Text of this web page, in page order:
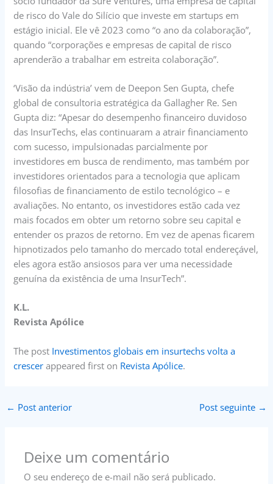
de risco do Vale do Silício que investe em startups em
estágio inicial. Ele vê 2023 como “o ano da colaboração”,
quando “corporações e empresas de capital de risco
aprenderão a trabalhar em estreita colaboração”.
‘Visão da indústria’ vem de Deepon Sen Gupta, chefe
global de consultoria estratégica da Gallagher Re. Sen
Gupta diz: “Apesar do desempenho financeiro duvidoso
das InsurTechs, elas continuaram a atrair financiamento
com sucesso, impulsionadas parcialmente por
investidores em busca de rendimento, mas também por
investidores orientados para a tecnologia que aplicam
filosofias de financiamento de estilo tecnológico – e
avaliações. No entanto, os investidores estão cada vez
mais focados em obter um retorno sobre seu capital e
entender os prazos de retorno. Em vez de apenas ficarem
hipnotizados pelo tamanho do mercado total endereçável,
eles agora estão ansiosos para ver uma necessidade
genuína da existência de uma InsurTech”.
K.L.
Revista Apólice
The post Investimentos globais em insurtechs volta a
crescer appeared first on Revista Apólice.
← Post anterior Post seguinte →
Deixe um comentário
O seu endereço de e-mail não será publicado.